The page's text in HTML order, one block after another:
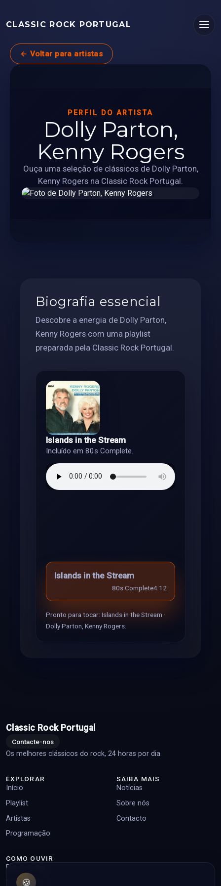
CLASSIC ROCK PORTUGAL
← Voltar para artistas
PERFIL DO ARTISTA
Dolly Parton,
Kenny Rogers
Ouça uma seleção de clássicos de Dolly Parton,
Kenny Rogers na Classic Rock Portugal.
Biografia essencial
Descobre a energia de Dolly Parton,
Kenny Rogers com uma playlist
preparada pela Classic Rock Portugal.
Islands in the Stream
Incluído em 80s Complete.
Islands in the Stream
80s Complete4:12
Pronto para tocar: Islands in the Stream ·
Dolly Parton, Kenny Rogers.
Classic Rock Portugal
Contacte-nos
Os melhores clássicos do rock, 24 horas por dia.
EXPLORAR
Início
Playlist
Artistas
Programação
SAIBA MAIS
Notícias
Sobre nós
Contacto
COMO OUVIR
Player online
Top pedidos
🍪